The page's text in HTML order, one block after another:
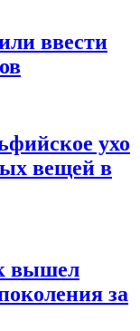
ввести
ухо
вещей в
вышел
за